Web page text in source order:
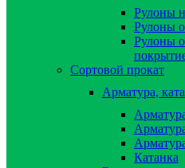
Рулоны
Рулоны
Рулоны
Сортовой прокат
Арматура,
Катанка